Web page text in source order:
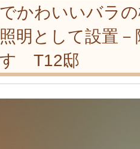
かわいいバラ
明として設置
す T12邸